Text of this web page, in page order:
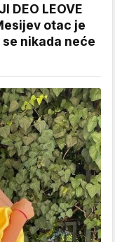
DEO LEOVE
otac je
nikada neće